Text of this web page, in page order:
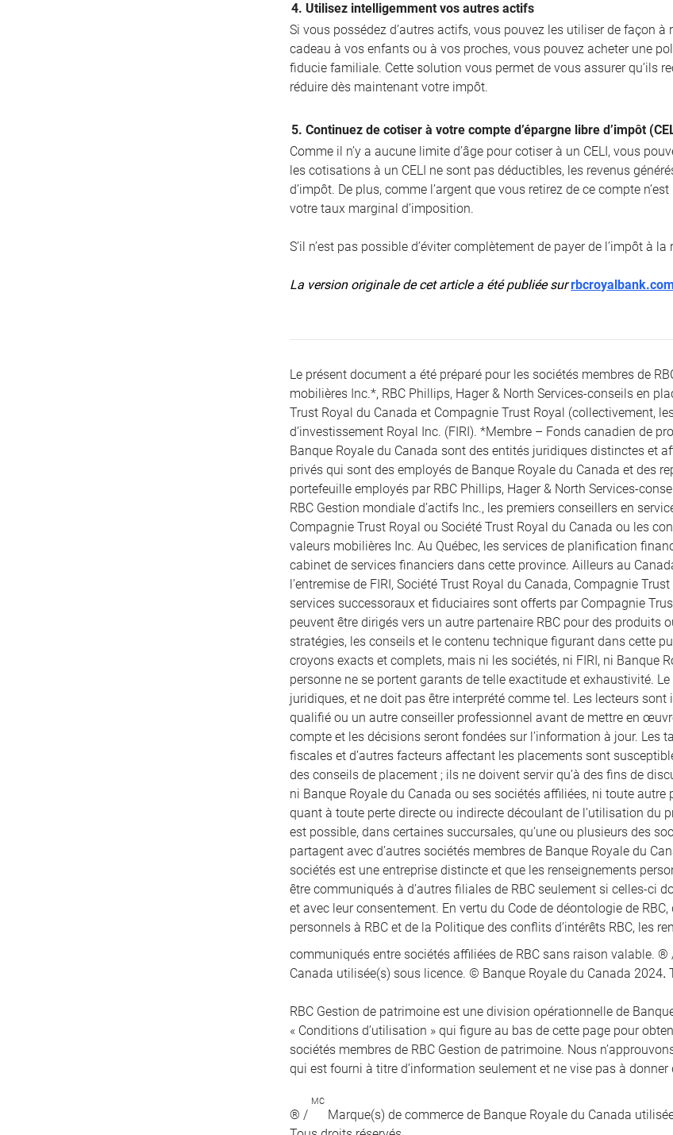
4. Utilisez intelligemment vos autres actifs
Si vous possédez d’autres actifs, vous pouvez les utiliser de façon
cadeau à vos enfants ou à vos proches, vous pouvez acheter une
fiducie familiale. Cette solution vous permet de vous assurer qu’ils
réduire dès maintenant votre impôt.
5. Continuez de cotiser à votre compte d’épargne libre d’impôt
Comme il n’y a aucune limite d’âge pour cotiser à un CELI, vous
les cotisations à un CELI ne sont pas déductibles, les revenus
d’impôt. De plus, comme l’argent que vous retirez de ce compte
votre taux marginal d’imposition.
S’il n’est pas possible d’éviter complètement de payer de l’impôt à
La version originale de cet article a été publiée sur
Le présent document a été préparé pour les sociétés membres de
mobilières Inc.*, RBC Phillips, Hager & North Services-conseils en
Trust Royal du Canada et Compagnie Trust Royal (collectivement,
d’investissement Royal Inc. (FIRI). *Membre – Fonds canadien de
Banque Royale du Canada sont des entités juridiques distinctes et
privés qui sont des employés de Banque Royale du Canada et des
portefeuille employés par RBC Phillips, Hager & North Services-
RBC Gestion mondiale d’actifs Inc., les premiers conseillers en
Compagnie Trust Royal ou Société Trust Royal du Canada ou les
valeurs mobilières Inc. Au Québec, les services de planification
cabinet de services financiers dans cette province. Ailleurs au
l’entremise de FIRI, Société Trust Royal du Canada, Compagnie
services successoraux et fiduciaires sont offerts par Compagnie
peuvent être dirigés vers un autre partenaire RBC pour des produits
stratégies, les conseils et le contenu technique figurant dans cette
croyons exacts et complets, mais ni les sociétés, ni FIRI, ni Banque
personne ne se portent garants de telle exactitude et exhaustivité.
juridiques, et ne doit pas être interprété comme tel. Les lecteurs
qualifié ou un autre conseiller professionnel avant de mettre en
compte et les décisions seront fondées sur l’information à jour. Les
fiscales et d’autres facteurs affectant les placements sont
des conseils de placement ; ils ne doivent servir qu’à des fins de
ni Banque Royale du Canada ou ses sociétés affiliées, ni toute
quant à toute perte directe ou indirecte découlant de l’utilisation du
est possible, dans certaines succursales, qu’une ou plusieurs des
partagent avec d’autres sociétés membres de Banque Royale du
sociétés est une entreprise distincte et que les renseignements
être communiqués à d’autres filiales de RBC seulement si celles-ci
et avec leur consentement. En vertu du Code de déontologie de
personnels à RBC et de la Politique des conflits d’intérêts RBC, les
communiqués entre sociétés affiliées de RBC sans raison valable. ®
Canada utilisée(s) sous licence. © Banque Royale du Canada 2024.
RBC Gestion de patrimoine est une division opérationnelle de
« Conditions d’utilisation » qui figure au bas de cette page pour
sociétés membres de RBC Gestion de patrimoine. Nous
qui est fourni à titre d’information seulement et ne vise pas à donner
® /
MC
Marque(s) de commerce de Banque Royale du Canada